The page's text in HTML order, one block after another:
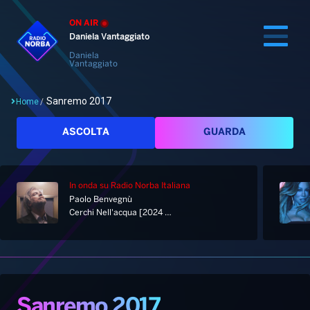
ON AIR
Daniela Vantaggiato
Daniela
Vantaggiato
Home
Palinsesto
Notizie
Home/ Sanremo 2017
ASCOLTA GUARDA
In onda su Radio Norba Italiana
Paolo Benvegnù
Cerchi Nell'acqua [2024 Remastered]